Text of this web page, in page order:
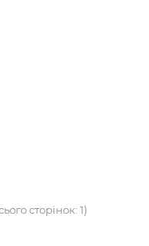
сторінок: 1)